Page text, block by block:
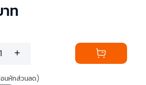
ท
นหักส่วนลด)